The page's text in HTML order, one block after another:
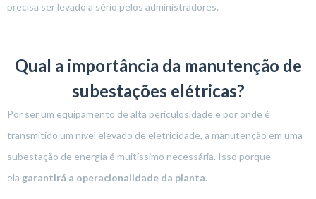
precisa ser levado a sério pelos administradores.
Qual a importância da manutenção de
subestações elétricas?
Por ser um equipamento de alta periculosidade e por onde é
transmitido um nível elevado de eletricidade, a manutenção em uma
subestação de energia é muitíssimo necessária. Isso porque
ela garantirá a operacionalidade da planta.